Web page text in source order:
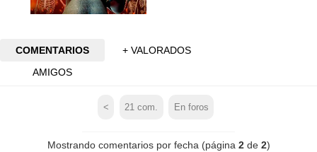
COMENTARIOS
+ VALORADOS
AMIGOS
< 21 com. En foros
Mostrando comentarios por fecha (página 2de 2)